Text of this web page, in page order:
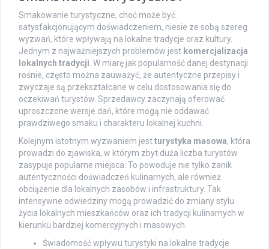
Smakowanie turystyczne, choć może być
satysfakcjonującym doświadczeniem, niesie ze sobą szereg
wyzwań, które wpływają na lokalne tradycje oraz kultury.
Jednym z najważniejszych problemów jest komercjalizacja
lokalnych tradycji. W miarę jak popularność danej destynacji
rośnie, często można zauważyć, że autentyczne przepisy i
zwyczaje są przekształcane w celu dostosowania się do
oczekiwań turystów. Sprzedawcy zaczynają oferować
uproszczone wersje dań, które mogą nie oddawać
prawdziwego smaku i charakteru lokalnej kuchni.
Kolejnym istotnym wyzwaniem jestturystyka masowa, która
prowadzi do zjawiska, w którym zbyt duża liczba turystów
zasypuje popularne miejsca. To powoduje nie tylko zanik
autentyczności doświadczeń kulinarnych, ale również
obciążenie dla lokalnych zasobów i infrastruktury. Tak
intensywne odwiedziny mogą prowadzić do zmiany stylu
życia lokalnych mieszkańców oraz ich tradycji kulinarnych w
kierunku bardziej komercyjnych i masowych.
Świadomość wpływu turystyki na lokalne tradycje